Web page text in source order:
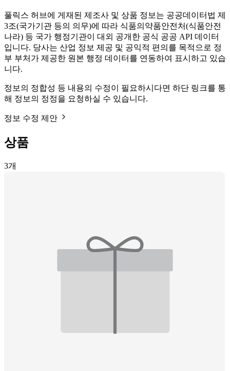
풀릭스 허브에 게재된 제조사 및 상품 정보는 공공데이터법 제
3조(국가기관 등의 의무)에 따라 식품의약품안전처(식품안전
나라) 등 국가 행정기관이 대외 공개한 공식 공공 API 데이터
입니다. 당사는 산업 정보 제공 및 공익적 편의를 목적으로 정
부 부처가 제공한 원본 행정 데이터를 연동하여 표시하고 있습
니다.
정보의 정합성 등 내용의 수정이 필요하시다면 하단 링크를 통
해 정보의 정정을 요청하실 수 있습니다.
정보 수정 제안
상품
3개